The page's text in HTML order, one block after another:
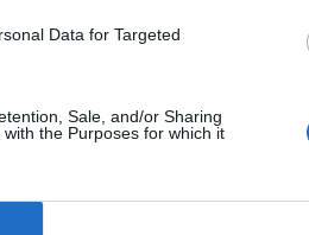
Data for Targeted
Sale, and/or Sharing
the Purposes for which it
bersagliato dai
sui suoi passi e per
sul suo blog delle
fan e anche sua mamma.
a cancellare la
prossima volta il povero